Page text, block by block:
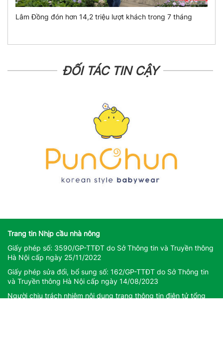
Lâm Đồng đón hơn 14,2 triệu lượt khách trong 7 tháng
ĐỐI TÁC TIN CẬY
Trang tin Nhịp cầu nhà nông
Giấy phép số: 3590/GP-TTĐT do Sở Thông tin và Truyền thông
Hà Nội cấp ngày 25/11/2022
Giấy phép sửa đổi, bổ sung số: 162/GP-TTĐT do Sở Thông tin
và Truyền thông Hà Nội cấp ngày 14/08/2023
Người chịu trách nhiệm nội dung trang thông tin điện tử tổng